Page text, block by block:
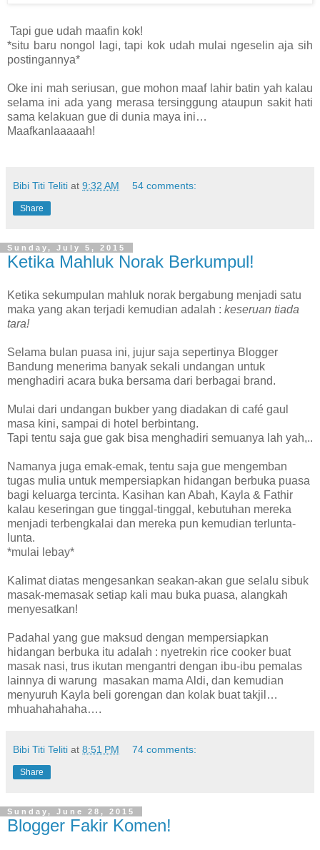
Tapi gue udah maafin kok!
*situ baru nongol lagi, tapi kok udah mulai ngeselin aja sih
postingannya*
Oke ini mah seriusan, gue mohon maaf lahir batin yah kalau
selama ini ada yang merasa tersinggung ataupun sakit hati
sama kelakuan gue di dunia maya ini…
Maafkanlaaaaah!
Bibi Titi Teliti at 9:32 AM 54 comments:
Share
Sunday, July 5, 2015
Ketika Mahluk Norak Berkumpul!
Ketika sekumpulan mahluk norak bergabung menjadi satu
maka yang akan terjadi kemudian adalah : keseruan tiada
tara!
Selama bulan puasa ini, jujur saja sepertinya Blogger
Bandung menerima banyak sekali undangan untuk
menghadiri acara buka bersama dari berbagai brand.
Mulai dari undangan bukber yang diadakan di café gaul
masa kini, sampai di hotel berbintang.
Tapi tentu saja gue gak bisa menghadiri semuanya lah yah,..
Namanya juga emak-emak, tentu saja gue mengemban
tugas mulia untuk mempersiapkan hidangan berbuka puasa
bagi keluarga tercinta. Kasihan kan Abah, Kayla & Fathir
kalau keseringan gue tinggal-tinggal, kebutuhan mereka
menjadi terbengkalai dan mereka pun kemudian terlunta-
lunta.
*mulai lebay*
Kalimat diatas mengesankan seakan-akan gue selalu sibuk
masak-memasak setiap kali mau buka puasa, alangkah
menyesatkan!
Padahal yang gue maksud dengan mempersiapkan
hidangan berbuka itu adalah : nyetrekin rice cooker buat
masak nasi, trus ikutan mengantri dengan ibu-ibu pemalas
lainnya di warung masakan mama Aldi, dan kemudian
menyuruh Kayla beli gorengan dan kolak buat takjil…
mhuahahahaha….
Bibi Titi Teliti at 8:51 PM 74 comments:
Share
Sunday, June 28, 2015
Blogger Fakir Komen!